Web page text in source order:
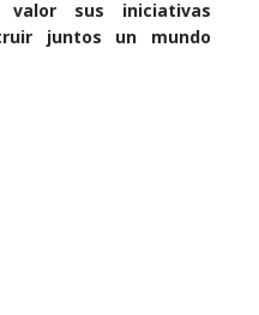
sus iniciativas
juntos un mundo